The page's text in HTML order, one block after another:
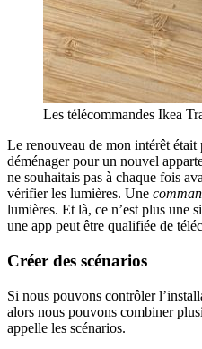
Les télécommandes Ikea
Le renouveau de mon intérêt
déménager pour un nouvel
ne souhaitais pas à chaque fois
vérifier les lumières. Une
lumières. Et là, ce n’est plus une
une app peut être qualifiée de
Créer des scénarios
Si nous pouvons contrôler
alors nous pouvons combiner
appelle les scénarios.